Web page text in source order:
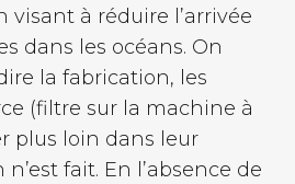
visant à réduire l’arrivée
dans les océans. On
la fabrication, les
(filtre sur la machine à
plus loin dans leur
fait. En l’absence de